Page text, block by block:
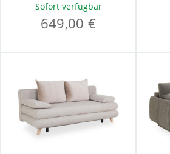
Sofort verfügbar
649,00 €